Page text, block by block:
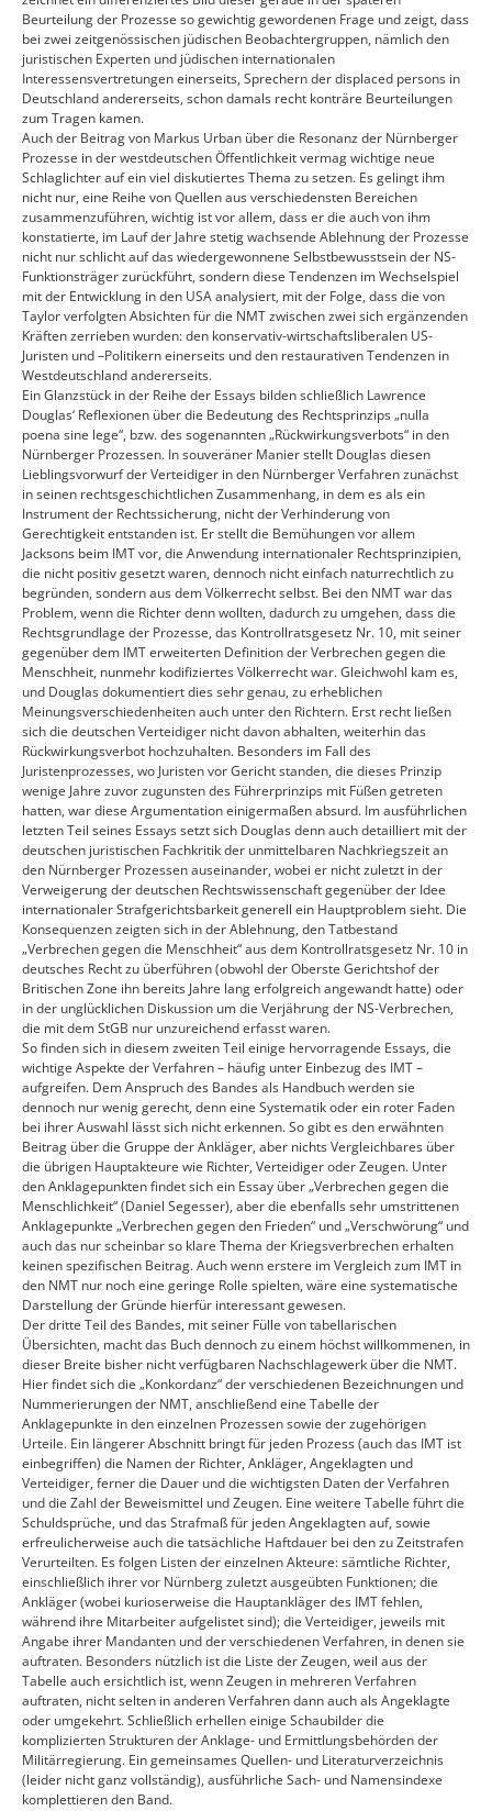
Beurteilung der Prozesse so gewichtig gewordenen Frage und zeigt, dass
bei zwei zeitgenössischen jüdischen Beobachtergruppen, nämlich den
juristischen Experten und jüdischen internationalen
Interessensvertretungen einerseits, Sprechern der displaced persons in
Deutschland andererseits, schon damals recht konträre Beurteilungen
zum Tragen kamen.
Auch der Beitrag von Markus Urban über die Resonanz der Nürnberger
Prozesse in der westdeutschen Öffentlichkeit vermag wichtige neue
Schlaglichter auf ein viel diskutiertes Thema zu setzen. Es gelingt ihm
nicht nur, eine Reihe von Quellen aus verschiedensten Bereichen
zusammenzuführen, wichtig ist vor allem, dass er die auch von ihm
konstatierte, im Lauf der Jahre stetig wachsende Ablehnung der Prozesse
nicht nur schlicht auf das wiedergewonnene Selbstbewusstsein der NS-
Funktionsträger zurückführt, sondern diese Tendenzen im Wechselspiel
mit der Entwicklung in den USA analysiert, mit der Folge, dass die von
Taylor verfolgten Absichten für die NMT zwischen zwei sich ergänzenden
Kräften zerrieben wurden: den konservativ-wirtschaftsliberalen US-
Juristen und –Politikern einerseits und den restaurativen Tendenzen in
Westdeutschland andererseits.
Ein Glanzstück in der Reihe der Essays bilden schließlich Lawrence
Douglas‘ Reflexionen über die Bedeutung des Rechtsprinzips „nulla
poena sine lege“, bzw. des sogenannten „Rückwirkungsverbots“ in den
Nürnberger Prozessen. In souveräner Manier stellt Douglas diesen
Lieblingsvorwurf der Verteidiger in den Nürnberger Verfahren zunächst
in seinen rechtsgeschichtlichen Zusammenhang, in dem es als ein
Instrument der Rechtssicherung, nicht der Verhinderung von
Gerechtigkeit entstanden ist. Er stellt die Bemühungen vor allem
Jacksons beim IMT vor, die Anwendung internationaler Rechtsprinzipien,
die nicht positiv gesetzt waren, dennoch nicht einfach naturrechtlich zu
begründen, sondern aus dem Völkerrecht selbst. Bei den NMT war das
Problem, wenn die Richter denn wollten, dadurch zu umgehen, dass die
Rechtsgrundlage der Prozesse, das Kontrollratsgesetz Nr. 10, mit seiner
gegenüber dem IMT erweiterten Definition der Verbrechen gegen die
Menschheit, nunmehr kodifiziertes Völkerrecht war. Gleichwohl kam es,
und Douglas dokumentiert dies sehr genau, zu erheblichen
Meinungsverschiedenheiten auch unter den Richtern. Erst recht ließen
sich die deutschen Verteidiger nicht davon abhalten, weiterhin das
Rückwirkungsverbot hochzuhalten. Besonders im Fall des
Juristenprozesses, wo Juristen vor Gericht standen, die dieses Prinzip
wenige Jahre zuvor zugunsten des Führerprinzips mit Füßen getreten
hatten, war diese Argumentation einigermaßen absurd. Im ausführlichen
letzten Teil seines Essays setzt sich Douglas denn auch detailliert mit der
deutschen juristischen Fachkritik der unmittelbaren Nachkriegszeit an
den Nürnberger Prozessen auseinander, wobei er nicht zuletzt in der
Verweigerung der deutschen Rechtswissenschaft gegenüber der Idee
internationaler Strafgerichtsbarkeit generell ein Hauptproblem sieht. Die
Konsequenzen zeigten sich in der Ablehnung, den Tatbestand
„Verbrechen gegen die Menschheit“ aus dem Kontrollratsgesetz Nr. 10 in
deutsches Recht zu überführen (obwohl der Oberste Gerichtshof der
Britischen Zone ihn bereits Jahre lang erfolgreich angewandt hatte) oder
in der unglücklichen Diskussion um die Verjährung der NS-Verbrechen,
die mit dem StGB nur unzureichend erfasst waren.
So finden sich in diesem zweiten Teil einige hervorragende Essays, die
wichtige Aspekte der Verfahren – häufig unter Einbezug des IMT –
aufgreifen. Dem Anspruch des Bandes als Handbuch werden sie
dennoch nur wenig gerecht, denn eine Systematik oder ein roter Faden
bei ihrer Auswahl lässt sich nicht erkennen. So gibt es den erwähnten
Beitrag über die Gruppe der Ankläger, aber nichts Vergleichbares über
die übrigen Hauptakteure wie Richter, Verteidiger oder Zeugen. Unter
den Anklagepunkten findet sich ein Essay über „Verbrechen gegen die
Menschlichkeit“ (Daniel Segesser), aber die ebenfalls sehr umstrittenen
Anklagepunkte „Verbrechen gegen den Frieden“ und „Verschwörung“ und
auch das nur scheinbar so klare Thema der Kriegsverbrechen erhalten
keinen spezifischen Beitrag. Auch wenn erstere im Vergleich zum IMT in
den NMT nur noch eine geringe Rolle spielten, wäre eine systematische
Darstellung der Gründe hierfür interessant gewesen.
Der dritte Teil des Bandes, mit seiner Fülle von tabellarischen
Übersichten, macht das Buch dennoch zu einem höchst willkommenen, in
dieser Breite bisher nicht verfügbaren Nachschlagewerk über die NMT.
Hier findet sich die „Konkordanz“ der verschiedenen Bezeichnungen und
Nummerierungen der NMT, anschließend eine Tabelle der
Anklagepunkte in den einzelnen Prozessen sowie der zugehörigen
Urteile. Ein längerer Abschnitt bringt für jeden Prozess (auch das IMT ist
einbegriffen) die Namen der Richter, Ankläger, Angeklagten und
Verteidiger, ferner die Dauer und die wichtigsten Daten der Verfahren
und die Zahl der Beweismittel und Zeugen. Eine weitere Tabelle führt die
Schuldsprüche, und das Strafmaß für jeden Angeklagten auf, sowie
erfreulicherweise auch die tatsächliche Haftdauer bei den zu Zeitstrafen
Verurteilten. Es folgen Listen der einzelnen Akteure: sämtliche Richter,
einschließlich ihrer vor Nürnberg zuletzt ausgeübten Funktionen; die
Ankläger (wobei kurioserweise die Hauptankläger des IMT fehlen,
während ihre Mitarbeiter aufgelistet sind); die Verteidiger, jeweils mit
Angabe ihrer Mandanten und der verschiedenen Verfahren, in denen sie
auftraten. Besonders nützlich ist die Liste der Zeugen, weil aus der
Tabelle auch ersichtlich ist, wenn Zeugen in mehreren Verfahren
auftraten, nicht selten in anderen Verfahren dann auch als Angeklagte
oder umgekehrt. Schließlich erhellen einige Schaubilder die
komplizierten Strukturen der Anklage- und Ermittlungsbehörden der
Militärregierung. Ein gemeinsames Quellen- und Literaturverzeichnis
(leider nicht ganz vollständig), ausführliche Sach- und Namensindexe
komplettieren den Band.